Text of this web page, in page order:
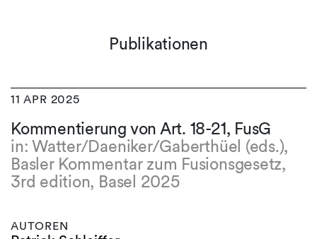
Publikationen
11 APR 2025
Kommentierung von Art. 18-21, FusG
in: Watter/Daeniker/Gaberthüel (eds.),
Basler Kommentar zum Fusionsgesetz,
3rd edition, Basel 2025
AUTOREN